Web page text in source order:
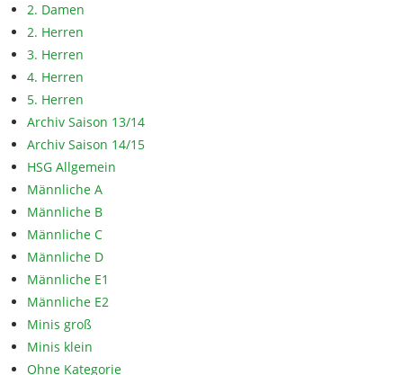
2. Damen
2. Herren
3. Herren
4. Herren
5. Herren
Archiv Saison 13/14
Archiv Saison 14/15
HSG Allgemein
Männliche A
Männliche B
Männliche C
Männliche D
Männliche E1
Männliche E2
Minis groß
Minis klein
Ohne Kategorie